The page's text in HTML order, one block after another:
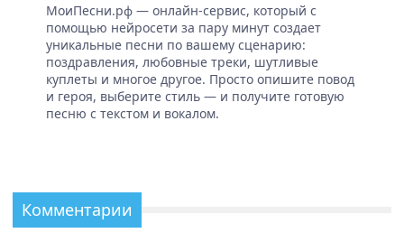
МоиПесни.рф — онлайн-сервис, который с
помощью нейросети за пару минут создает
уникальные песни по вашему сценарию:
поздравления, любовные треки, шутливые
куплеты и многое другое. Просто опишите повод
и героя, выберите стиль — и получите готовую
песню с текстом и вокалом.
Комментарии